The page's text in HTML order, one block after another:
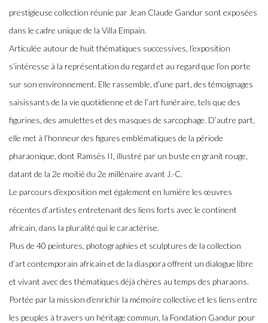
prestigieuse collection réunie par Jean Claude Gandur sont exposées
dans le cadre unique de la Villa Empain.
Articulée autour de huit thématiques successives, l’exposition
s’intéresse à la représentation du regard et au regard que l’on porte
sur son environnement. Elle rassemble, d’une part, des témoignages
saisissants de la vie quotidienne et de l’art funéraire, tels que des
figurines, des amulettes et des masques de sarcophage. D’autre part,
elle met à l’honneur des figures emblématiques de la période
pharaonique, dont Ramsès II, illustré par un buste en granit rouge,
datant de la 2e moitié du 2e millénaire avant J.-C.
Le parcours d’exposition met également en lumière les œuvres
récentes d’artistes entretenant des liens forts avec le continent
africain, dans la pluralité qui le caractérise.
Plus de 40 peintures, photographies et sculptures de la collection
d’art contemporain africain et de la diaspora offrent un dialogue libre
et vivant avec des thématiques déjà chères au temps des pharaons.
Portée par la mission d’enrichir la mémoire collective et les liens entre
les peuples à travers un héritage commun, la Fondation Gandur pour